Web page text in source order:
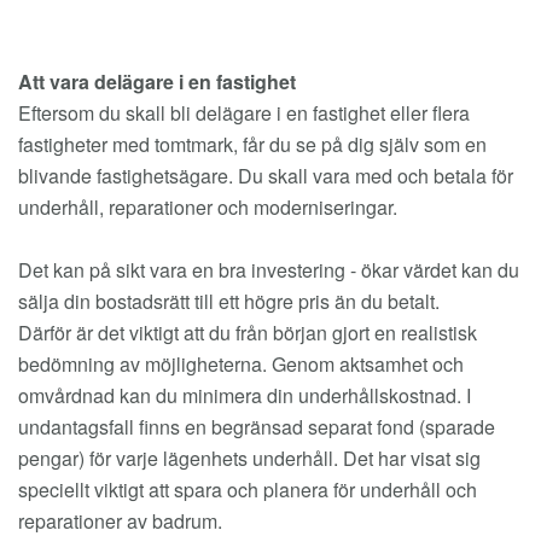
Att vara delägare i en fastighet
Eftersom du skall bli delägare i en fastighet eller flera
fastigheter med tomtmark, får du se på dig själv som en
blivande fastighetsägare. Du skall vara med och betala för
underhåll, reparationer och moderniseringar.
Det kan på sikt vara en bra investering - ökar värdet kan du
sälja din bostadsrätt till ett högre pris än du betalt.
Därför är det viktigt att du från början gjort en realistisk
bedömning av möjligheterna. Genom aktsamhet och
omvårdnad kan du minimera din underhållskostnad. I
undantagsfall finns en begränsad separat fond (sparade
pengar) för varje lägenhets underhåll. Det har visat sig
speciellt viktigt att spara och planera för underhåll och
reparationer av badrum.